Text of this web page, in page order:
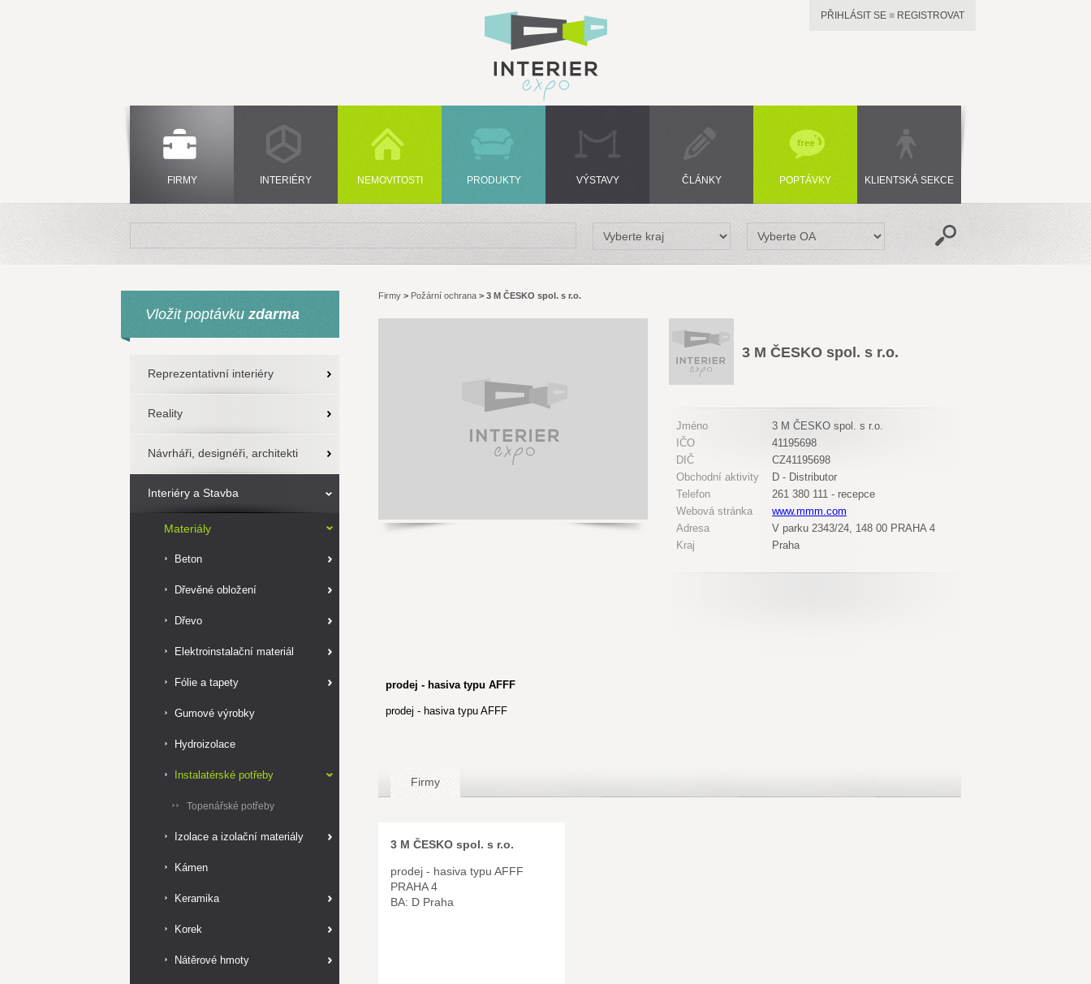
PŘIHLÁSIT SE ■ REGISTROVAT
FIRMY INTERIÉRY NEMOVITOSTI PRODUKTY VÝSTAVY ČLÁNKY POPTÁVKY KLIENTSKÁ SEKCE
Vložit poptávku zdarma
Reprezentativní interiéry
Reality
Návrháři, designéři, architekti
Interiéry a Stavba
Materiály
Beton
Dřevěné obložení
Dřevo
Elektroinstalační materiál
Fólie a tapety
Gumové výrobky
Hydroizolace
Instalatérské potřeby
Topenářské potřeby
Izolace a izolační materiály
Kámen
Keramika
Korek
Nátěrové hmoty
Firmy > Požární ochrana > 3 M ČESKO spol. s r.o.
3 M ČESKO spol. s r.o.
Jméno
3 M ČESKO spol. s r.o.
IČO
41195698
DIČ
CZ41195698
Obchodní aktivity
D - Distributor
Telefon
261 380 111 - recepce
Webová stránka
www.mmm.com
Adresa
V parku 2343/24, 148 00 PRAHA 4
Kraj
Praha
prodej - hasiva typu AFFF
prodej - hasiva typu AFFF
Firmy
3 M ČESKO spol. s r.o.
prodej - hasiva typu AFFF
PRAHA 4
BA: D Praha